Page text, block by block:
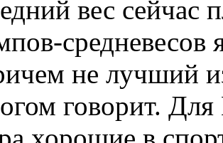
вес сейчас
средневесов
не лучший
говорит. Для